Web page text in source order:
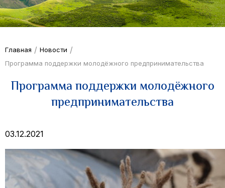
Главная / Новости /
Программа поддержки молодёжного предпринимательства
Программа поддержки молодёжного
предпринимательства
03.12.2021